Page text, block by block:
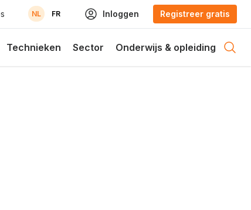
NL FR Inloggen Registreer gratis
Technieken Sector Onderwijs & opleiding